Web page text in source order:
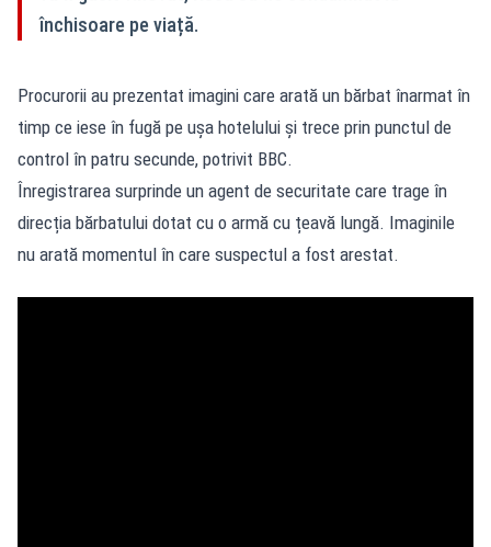
închisoare pe viață.
Procurorii au prezentat imagini care arată un bărbat înarmat în
timp ce iese în fugă pe ușa hotelului și trece prin punctul de
control în patru secunde, potrivit BBC.
Înregistrarea surprinde un agent de securitate care trage în
direcția bărbatului dotat cu o armă cu țeavă lungă. Imaginile
nu arată momentul în care suspectul a fost arestat.